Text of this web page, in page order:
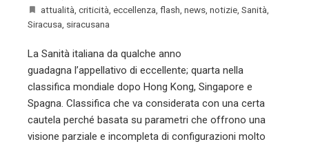
attualità, criticità, eccellenza, flash, news, notizie, Sanità,
Siracusa, siracusana
La Sanità italiana da qualche anno
guadagna l’appellativo di eccellente; quarta nella
classifica mondiale dopo Hong Kong, Singapore e
Spagna. Classifica che va considerata con una certa
cautela perché basata su parametri che offrono una
visione parziale e incompleta di configurazioni molto